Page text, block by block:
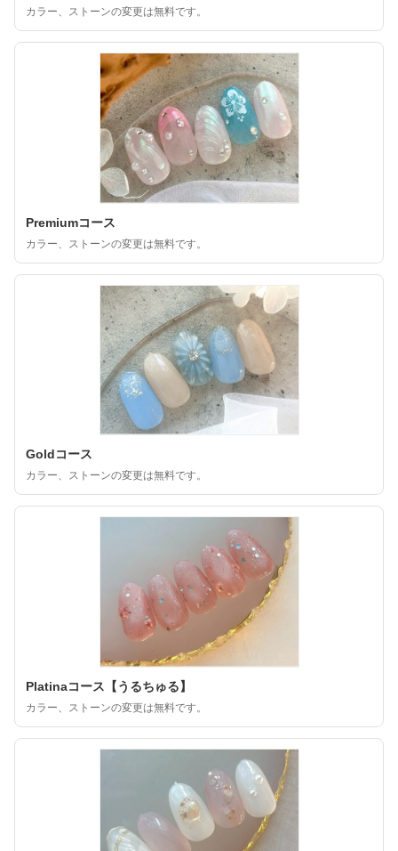
カラー、ストーンの変更は無料です。
Premiumコース
カラー、ストーンの変更は無料です。
Goldコース
カラー、ストーンの変更は無料です。
Platinaコース【うるちゅる】
カラー、ストーンの変更は無料です。